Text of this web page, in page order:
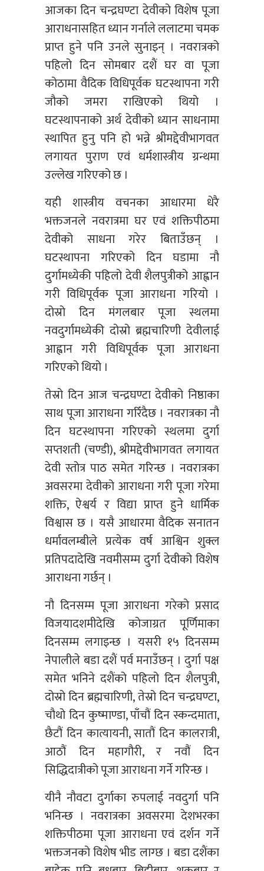
आजका दिन चन्द्रघण्टा देवीको विशेष पूजा
आराधनासहित ध्यान गर्नाले ललाटमा चमक
प्राप्त हुने पनि उनले सुनाइन् । नवरात्रको
पहिलो दिन सोमबार दशैं घर वा पूजा
कोठामा वैदिक विधिपूर्वक घटस्थापना गरी
जौको जमरा राखिएको थियो ।
घटस्थापनाको अर्थ देवीको ध्यान साधनामा
स्थापित हुनु पनि हो भन्ने श्रीमद्देवीभागवत
लगायत पुराण एवं धर्मशास्त्रीय ग्रन्थमा
उल्लेख गरिएको छ ।
यही शास्त्रीय वचनका आधारमा धेरै
भक्तजनले नवरात्रमा घर एवं शक्तिपीठमा
देवीको साधना गरेर बिताउँछन् ।
घटस्थापना गरिएको दिन घडामा नौ
दुर्गामध्येकी पहिलो देवी शैलपुत्रीको आह्वान
गरी विधिपूर्वक पूजा आराधना गरियो ।
दोस्रो दिन मंगलबार पूजा स्थलमा
नवदुर्गामध्येकी दोस्रो ब्रह्मचारिणी देवीलाई
आह्वान गरी विधिपूर्वक पूजा आराधना
गरिएको थियो ।
तेस्रो दिन आज चन्द्रघण्टा देवीको निष्ठाका
साथ पूजा आराधना गरिँदैछ । नवरात्रका नौ
दिन घटस्थापना गरिएको स्थलमा दुर्गा
सप्तशती (चण्डी), श्रीमद्देवीभागवत लगायत
देवी स्तोत्र पाठ समेत गरिन्छ । नवरात्रका
अवसरमा देवीको आराधना गरी पूजा गरेमा
शक्ति, ऐश्वर्य र विद्या प्राप्त हुने धार्मिक
विश्वास छ । यसै आधारमा वैदिक सनातन
धर्मावलम्बीले प्रत्येक वर्ष आश्विन शुक्ल
प्रतिपदादेखि नवमीसम्म दुर्गा देवीको विशेष
आराधना गर्छन् ।
नौ दिनसम्म पूजा आराधना गरेको प्रसाद
विजयादशमीदेखि कोजाग्रत पूर्णिमाका
दिनसम्म लगाइन्छ । यसरी १५ दिनसम्म
नेपालीले बडा दशैं पर्व मनाउँछन् । दुर्गा पक्ष
समेत भनिने दशैंको पहिलो दिन शैलपुत्री,
दोस्रो दिन ब्रह्मचारिणी, तेस्रो दिन चन्द्रघण्टा,
चौथो दिन कुष्माण्डा, पाँचौं दिन स्कन्दमाता,
छैटौं दिन कात्यायनी, सातौं दिन कालरात्री,
आठौं दिन महागौरी, र नवौं दिन
सिद्धिदात्रीको पूजा आराधना गर्ने गरिन्छ ।
यीनै नौवटा दुर्गाका रुपलाई नवदुर्गा पनि
भनिन्छ । नवरात्रका अवसरमा देशभरका
शक्तिपीठमा पूजा आराधना एवं दर्शन गर्ने
भक्तजनको विशेष भीड लाग्छ । बडा दशैंका